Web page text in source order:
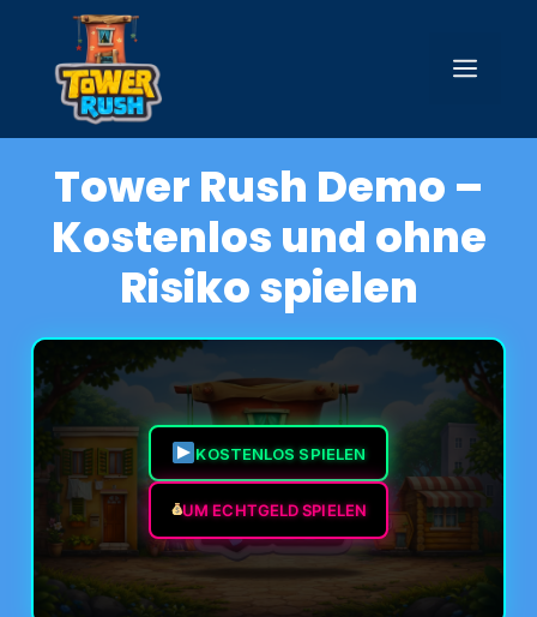
springen
Tower Rush Demo –
Kostenlos und ohne
Risiko spielen
KOSTENLOS SPIELEN
UM ECHTGELD SPIELEN